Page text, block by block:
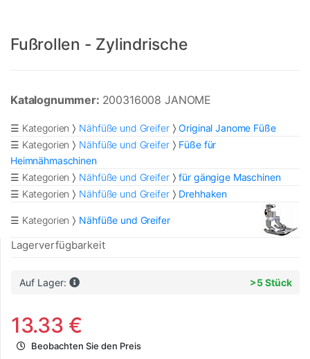
Fußrollen - Zylindrische
Katalognummer: 200316008 JANOME
☰ Kategorien Nähfüße und Greifer
Original Janome Füße
☰ Kategorien
Nähfüße und Greifer
Füße für
Heimnähmaschinen
☰ Kategorien
Nähfüße und Greifer
für gängige Maschinen
☰ Kategorien
Nähfüße und Greifer Drehhaken
☰ Kategorien Nähfüße und Greifer
Lagerverfügbarkeit
Auf Lager: >5 Stück
13.33 €
Beobachten Sie den Preis